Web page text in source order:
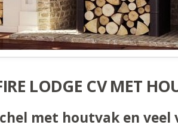
LODGE CV MET
met houtvak en veel